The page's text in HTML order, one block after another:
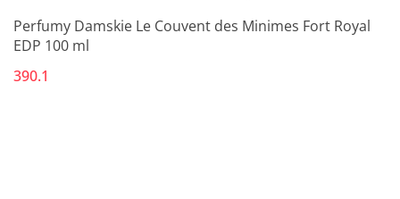
Perfumy Damskie Le Couvent des Minimes Fort Royal
EDP 100 ml
390.1